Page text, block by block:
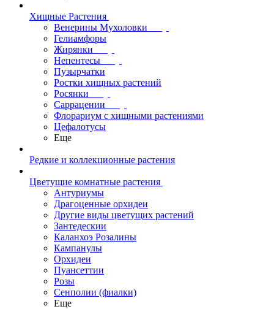
Хищные Растения
Венерины Мухоловки
Гелиамфоры
Жирянки
Непентесы
Пузырчатки
Ростки хищных растений
Росянки
Саррацении
Флорариум с хищными растениями
Цефалотусы
Еще
Редкие и коллекционные растения
Цветущие комнатные растения
Антуриумы
Драгоценные орхидеи
Другие виды цветущих растений
Зантедескии
Каланхоэ Розалины
Кампанулы
Орхидеи
Пуансеттии
Розы
Сенполии (фиалки)
Еще